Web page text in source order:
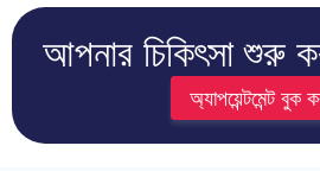
আপনার চিকিৎসা শুরু
অ্যাপয়েন্টমেন্ট বুক